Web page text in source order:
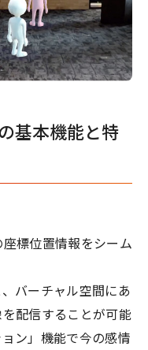
基本機能と特
標位置情報をシーム
バーチャル空間にあ
配信することが可能
ン」機能で今の感情